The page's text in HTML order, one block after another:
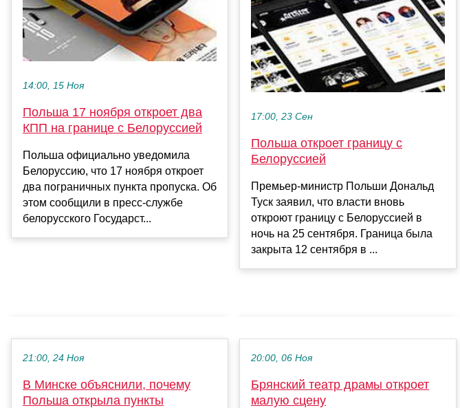
14:00, 15 Ноя
Польша 17 ноября откроет два
КПП на границе с Белоруссией
Польша официально уведомила
Белоруссию, что 17 ноября откроет
два пограничных пункта пропуска. Об
этом сообщили в пресс-службе
белорусского Государст...
17:00, 23 Сен
Польша откроет границу с
Белоруссией
Премьер-министр Польши Дональд
Туск заявил, что власти вновь
откроют границу с Белоруссией в
ночь на 25 сентября. Граница была
закрыта 12 сентября в ...
21:00, 24 Ноя
В Минске объяснили, почему
Польша открыла пункты
20:00, 06 Ноя
Брянский театр драмы откроет
малую сцену